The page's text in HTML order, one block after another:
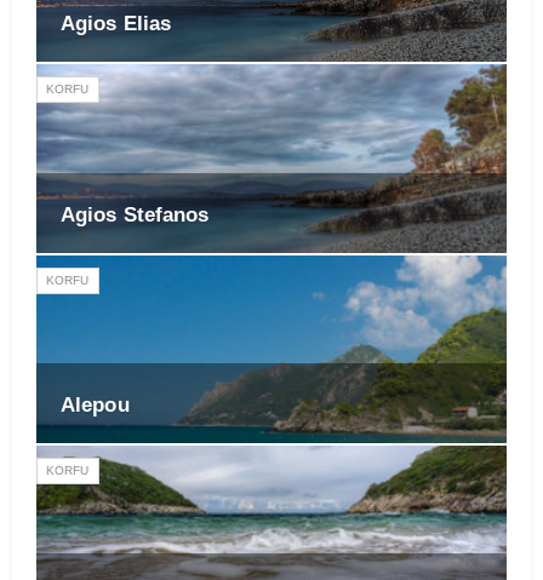
Agios Elias
KORFU
Agios Stefanos
KORFU
Alepou
KORFU